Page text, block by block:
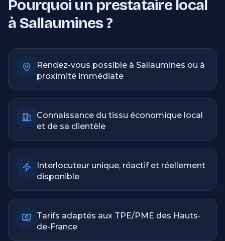
Pourquoi un prestataire local
à Sallaumines ?
Rendez-vous possible à Sallaumines ou à
proximité immédiate
Connaissance du tissu économique local
et de sa clientèle
Interlocuteur unique, réactif et réellement
disponible
Tarifs adaptés aux TPE/PME des Hauts-
de-France